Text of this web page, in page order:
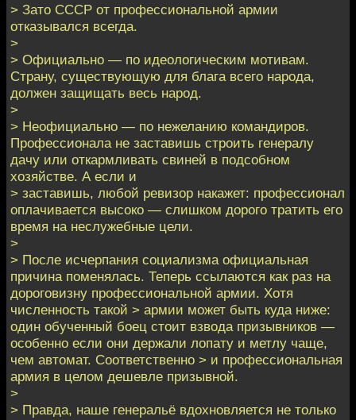
> Зато СССР от профессиональной армии
отказывался всегда.
>
> Официально — по идеологическим мотивам.
Страну, существующую для блага всего народа,
должен защищать весь народ.
>
> Неофициально — по нежеланию командиров.
Профессионала не заставишь строить генералу
дачу или откармливать свиней в подсобном
хозяйстве. А если и
> заставишь, любой ревизор накажет: профессионал
оплачивается высоко — слишком дорого тратить его
время на неслужебные цели.
>
> После исчерпания социализма официальная
причина поменялась. Теперь ссылаются как раз на
дороговизну профессиональной армии. Хотя
численность такой > армии может быть куда ниже:
один обученный боец стоит взвода призывников —
особенно если они держали лопату и метлу чаще,
чем автомат. Соответственно > и профессиональная
армия в целом дешевле призывной.
>
> Правда, наше генеральё вдохновляется не только